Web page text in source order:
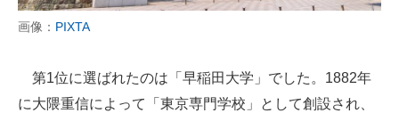
画像： PIXTA
第1位に選ばれたのは「早稲田大学」でした。1882年
に大隈重信によって「東京専門学校」として創設され、